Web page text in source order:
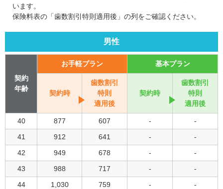
います。
保険料表の「歯数割引特則適用後」の列をご確認ください。
男性
契約
年齢
お手軽プラン 基本プラン
契約時
歯数割引
特則
適用後
契約時
歯数割引
特則
適用後
40 877 607 -
-
41
912 641 -
-
42
949 678 -
-
43
988 717 -
-
44
1,030 759 -
-